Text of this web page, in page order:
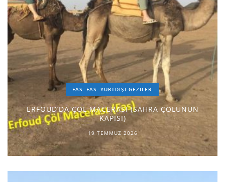
FAS FAS YURTDIŞI GEZILER
ERFOUD’DA ÇÖL MACERASI (SAHRA ÇÖLÜNÜN
KAPISI)
19 TEMMUZ 2026